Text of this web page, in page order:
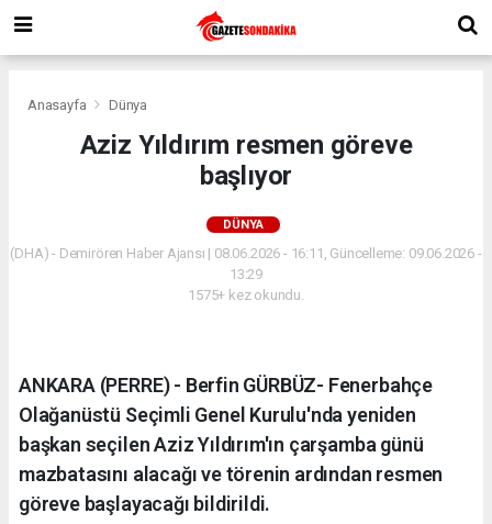
Anasayfa Dünya
Aziz Yıldırım resmen göreve
başlıyor
DÜNYA
(DHA) - Demirören Haber Ajansı | 08.06.2026 - 16:11, Güncelleme: 09.06.2026 -
13:29
1575+ kez okundu.
ANKARA (PERRE) - Berfin GÜRBÜZ- Fenerbahçe
Olağanüstü Seçimli Genel Kurulu'nda yeniden
başkan seçilen Aziz Yıldırım'ın çarşamba günü
mazbatasını alacağı ve törenin ardından resmen
göreve başlayacağı bildirildi.